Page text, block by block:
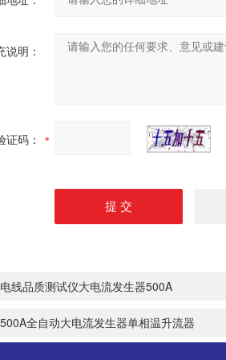
说明：
证码：
电线品质测试仪大电流发生器500A
500A全自动大电流发生器单相温升流器